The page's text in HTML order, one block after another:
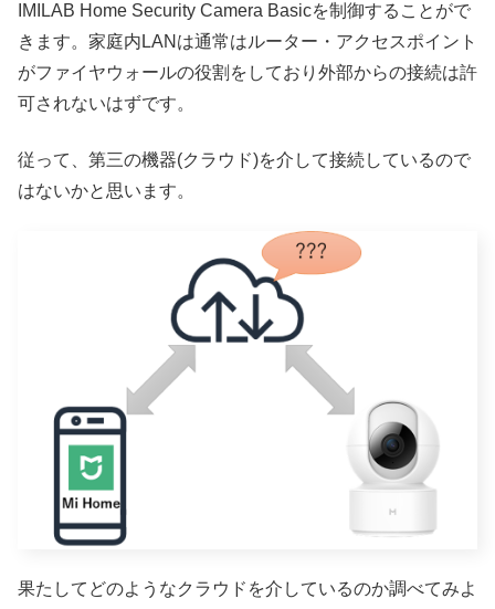
IMILAB Home Security Camera Basicを制御することがで
きます。家庭内LANは通常はルーター・アクセスポイント
がファイヤウォールの役割をしており外部からの接続は許
可されないはずです。
従って、第三の機器(クラウド)を介して接続しているので
はないかと思います。
果たしてどのようなクラウドを介しているのか調べてみよ